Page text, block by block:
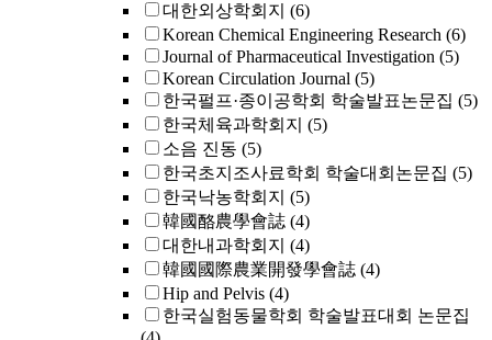
대한외상학회지 (6)
Korean Chemical Engineering Research (6)
Journal of Pharmaceutical Investigation (5)
Korean Circulation Journal (5)
한국펄프·종이공학회 학술발표논문집 (5)
한국체육과학회지 (5)
소음 진동 (5)
한국초지조사료학회 학술대회논문집 (5)
한국낙농학회지 (5)
韓國酪農學會誌 (4)
대한내과학회지 (4)
韓國國際農業開發學會誌 (4)
Hip and Pelvis (4)
한국실험동물학회 학술발표대회 논문집